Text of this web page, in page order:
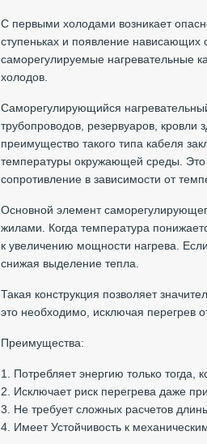
С первыми холодами возникает
ступеньках и появление нависающих
саморегулируемые нагревательные
холодов.
Саморегулирующийся
трубопроводов, резервуаров, кровли
преимущество такого типа кабеля
температуры окружающей среды. Это
сопротивление в зависимости от
Основной элемент
жилами. Когда температура
к увеличению мощности нагрева.
снижая выделение тепла.
Такая конструкция позволяет
это необходимо, исключая перегрев
Преимущества:
1. Потребляет энергию только тогда,
2. Исключает риск перегрева даже
3. Не требует сложных расчетов
4. Имеет Устойчивость к